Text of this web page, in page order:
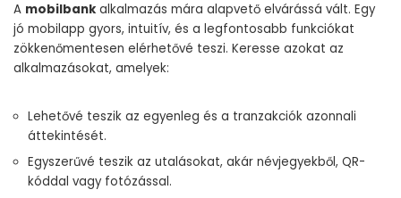
A mobilbank alkalmazás mára alapvető elvárássá vált. Egy
jó mobilapp gyors, intuitív, és a legfontosabb funkciókat
zökkenőmentesen elérhetővé teszi. Keresse azokat az
alkalmazásokat, amelyek:
Lehetővé teszik az egyenleg és a tranzakciók azonnali
áttekintését.
Egyszerűvé teszik az utalásokat, akár névjegyekből, QR-
kóddal vagy fotózással.